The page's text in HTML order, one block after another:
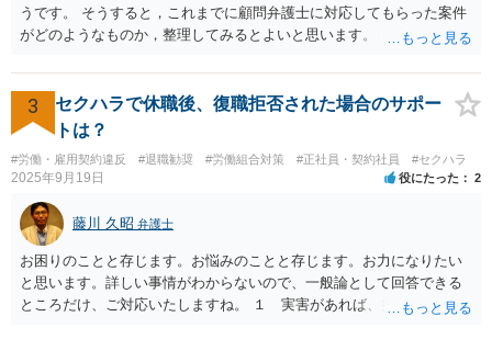
うです。 そうすると，これまでに顧問弁護士に対応してもらった案件
がどのようなものか，整理してみるとよいと思います。 これにより，
事務所を比較した上で，弁護士と面談をする際，そのような案件に対
応してもらえるのかが重要だと思います。 ただ，組合員の相談内容に
ついて，分野を絞っているのか，それともどのような分野でもよいと
いうことで法律相談を依頼しているかの観点も重要です。 組合員とす
れば，相談だけではなく，できれば受任まで考えている場合も多いと
思います。 そうすると，労働組合としての相談だけではなく，基本的
に全ての分野を対象にして考える必要もあるかもしれません。 そうで
ないと，相談内容によって，対応が変わってしまうこともあると思い
ます。 組合員の相談についても，基本的に受任まで考えてもらえるこ
とができるのかも検討要素の一つかもしれません。
3
セクハラで休職後、復職拒否された場合のサポー
トは？
#労働・雇用契約違反 #退職勧奨 #労働組合対策 #正社員・契約社員 #セクハラ
2025年9月19日 役にたった 2
藤川 久昭 弁護士
お困りのことと存じます。お悩みのことと存じます。お力になりたい
と思います。詳しい事情がわからないので、一般論として回答できる
ところだけ、ご対応いたしますね。 １ 実害があれば、損害賠償請求